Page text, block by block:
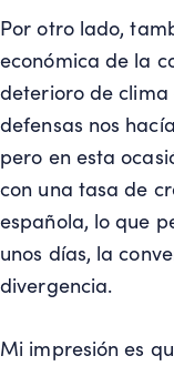
Por otro lado,
económica de la
deterioro de clima
defensas nos
pero en esta
con una tasa de
española, lo que
unos días, la
divergencia.
Mi impresión es